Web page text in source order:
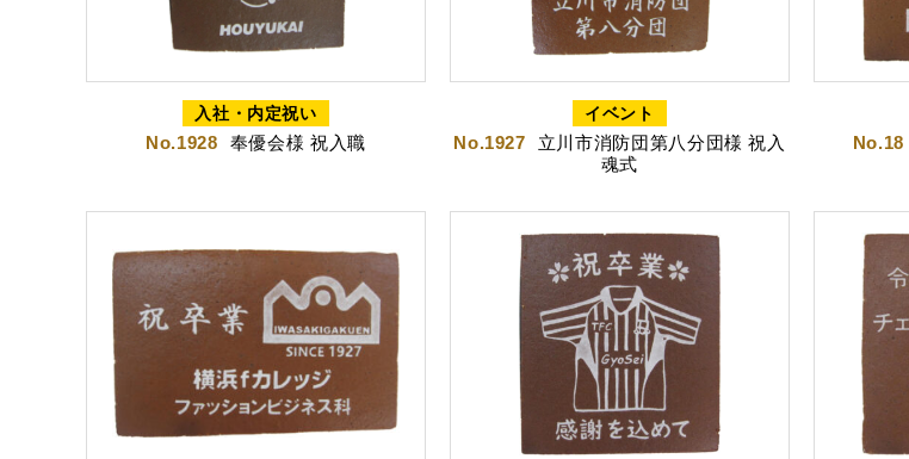
カステラ巻 三笠山どら焼き チョコテイリア
入社・内定祝い
No.1928 奉優会様 祝入職
イベント
No.1927
立川市消防団第八分団様 祝入
魂式
No.18